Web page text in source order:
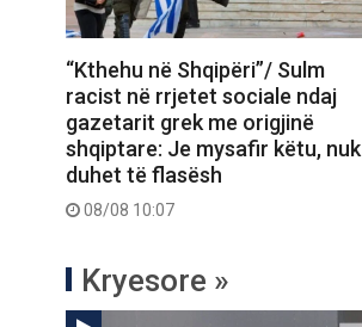
“Kthehu në Shqipëri”/ Sulm
racist në rrjetet sociale ndaj
gazetarit grek me origjinë
shqiptare: Je mysafir këtu, nuk
duhet të flasësh
08/08 10:07
Kryesore »